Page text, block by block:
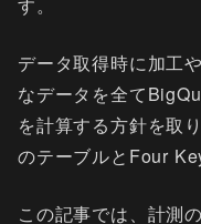
す。
データ取得時に加工
なデータを全て
を計算する方針を取
のテーブルとFour
この記事では、計測